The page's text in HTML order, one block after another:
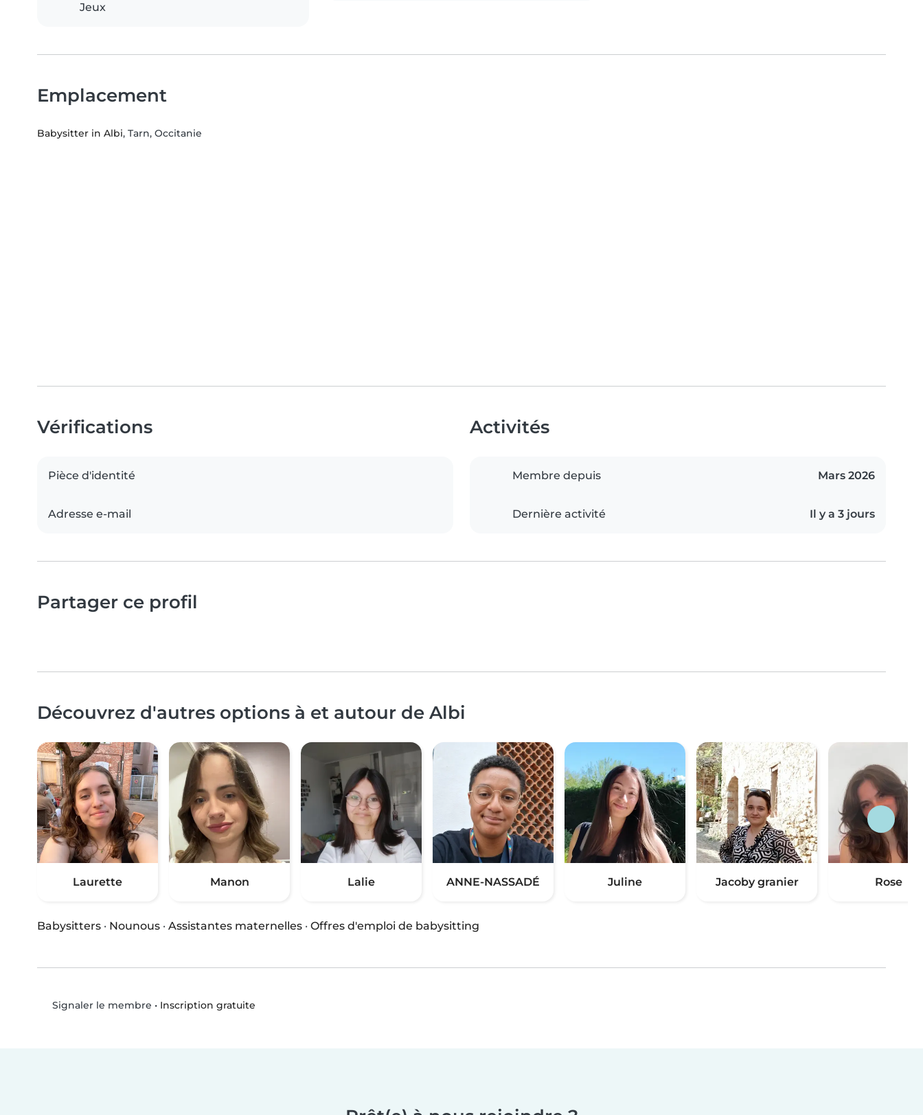
Jeux
Emplacement
Babysitter in Albi, Tarn, Occitanie
Vérifications
Pièce d'identité
Adresse e-mail
Activités
Membre depuis Mars 2026
Dernière activité Il y a 3 jours
Partager ce profil
Découvrez d'autres options à et autour de Albi
Laurette Manon Lalie ANNE-NASSADÉ Juline Jacoby granier Rose
Babysitters · Nounous · Assistantes maternelles · Offres d'emploi de babysitting
Signaler le membre • Inscription gratuite